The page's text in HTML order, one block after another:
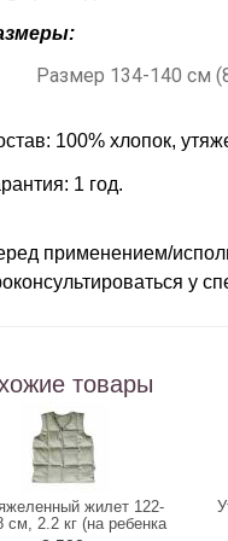
Размер 134-140 см
100% хлопок,
1 год.
применением/
у
товары
жилет 122-
см, 2.2 кг (на ребенка